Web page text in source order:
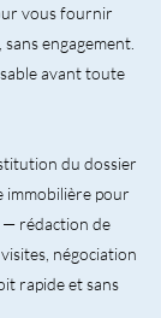
vous fournir
engagement.
avant toute
du dossier
immobilière pour
— rédaction de
négociation
rapide et sans